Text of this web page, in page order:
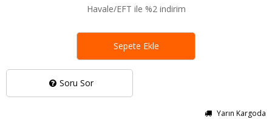
Soru Sor
Havale/EFT ile %2 indirim
Yarın Kargoda
Sepete Ekle